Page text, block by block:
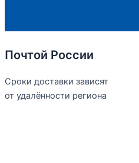
Почтой России
Сроки доставки зависят
от удалённости региона